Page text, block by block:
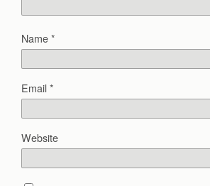
Name*
Email*
Website